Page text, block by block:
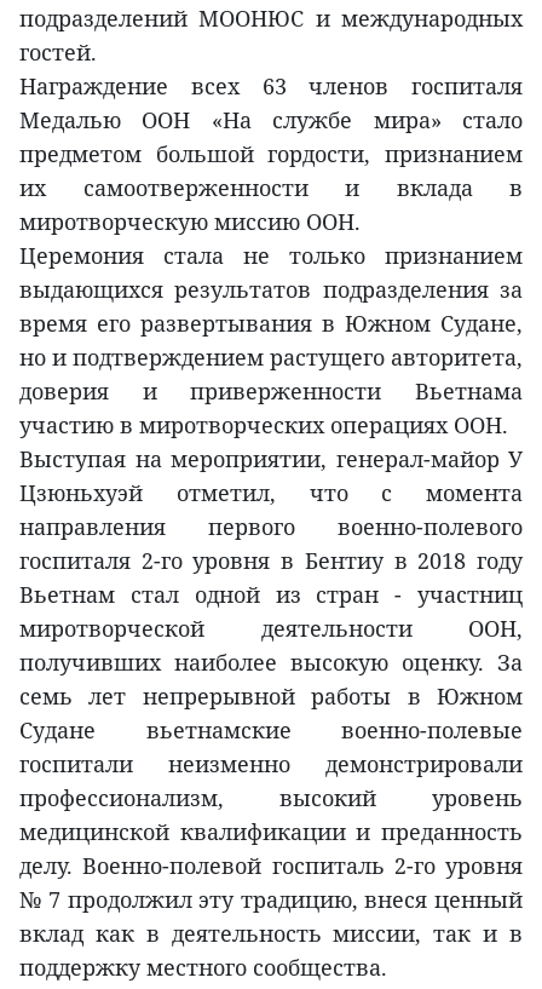
подразделений МООНЮС и международных
гостей.
Награждение всех 63 членов госпиталя
Медалью ООН «На службе мира» стало
предметом большой гордости, признанием
их самоотверженности и вклада в
миротворческую миссию ООН.
Церемония стала не только признанием
выдающихся результатов подразделения за
время его развертывания в Южном Судане,
но и подтверждением растущего авторитета,
доверия и приверженности Вьетнама
участию в миротворческих операциях ООН.
Выступая на мероприятии, генерал-майор У
Цзюньхуэй отметил, что с момента
направления первого военно-полевого
госпиталя 2-го уровня в Бентиу в 2018 году
Вьетнам стал одной из стран - участниц
миротворческой деятельности ООН,
получивших наиболее высокую оценку. За
семь лет непрерывной работы в Южном
Судане вьетнамские военно-полевые
госпитали неизменно демонстрировали
профессионализм, высокий уровень
медицинской квалификации и преданность
делу. Военно-полевой госпиталь 2-го уровня
№ 7 продолжил эту традицию, внеся ценный
вклад как в деятельность миссии, так и в
поддержку местного сообщества.